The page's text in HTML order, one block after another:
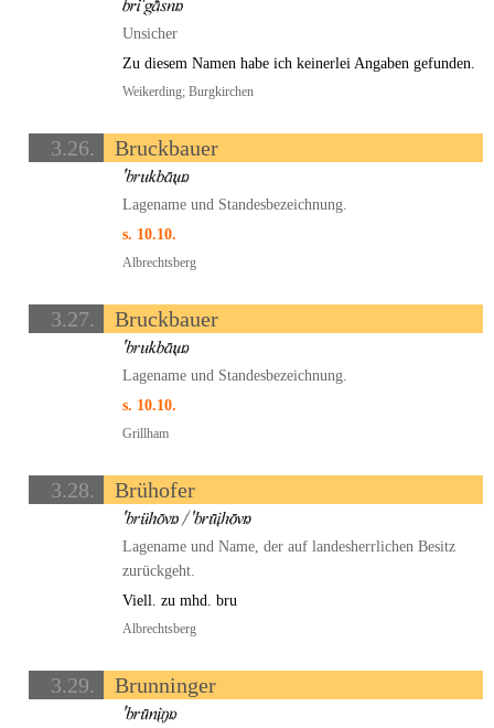
Unsicher
Zu diesem Namen habe ich keinerlei Angaben gefunden.
Weikerding; Burgkirchen
3.26. Bruckbauer
Lagename und Standesbezeichnung.
s. 10.10.
Albrechtsberg
3.27. Bruckbauer
Lagename und Standesbezeichnung.
s. 10.10.
Grillham
3.28. Brühofer
Lagename und Name, der auf landesherrlichen Besitz
zurückgeht.
Viell. zu mhd. bru
Albrechtsberg
3.29. Brunninger